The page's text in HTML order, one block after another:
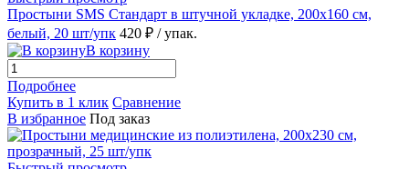
Простыни SMS Стандарт в штучной укладке, 200х160 см,
белый, 20 шт/упк 420 ₽ / упак.
В корзину
Подробнее
Купить в 1 клик Сравнение
В избранное Под заказ